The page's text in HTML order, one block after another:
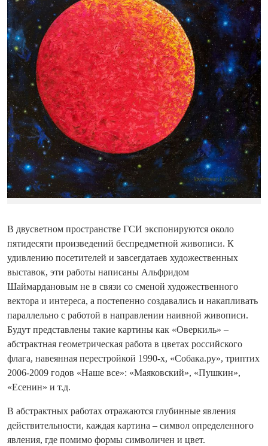
В двусветном пространстве ГСИ экспонируются около
пятидесяти произведений беспредметной живописи. К
удивлению посетителей и завсегдатаев художественных
выставок, эти работы написаны Альфридом
Шаймардановым не в связи со сменой художественного
вектора и интереса, а постепенно создавались и накапливать
параллельно с работой в направлении наивной живописи.
Будут представлены такие картины как «Оверкиль» –
абстрактная геометрическая работа в цветах российского
флага, навеянная перестройкой 1990-х, «Собака.ру», триптих
2006-2009 годов «Наше все»: «Маяковский», «Пушкин»,
«Есенин» и т.д.
В абстрактных работах отражаются глубинные явления
действительности, каждая картина – символ определенного
явления, где помимо формы символичен и цвет.